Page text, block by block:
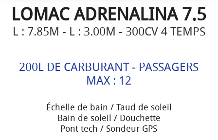
LOMAC ADRENALINA 7.5
L : 7.85M - L : 3.00M - 300CV 4 TEMPS
200L DE CARBURANT - PASSAGERS
MAX : 12
Échelle de bain / Taud de soleil
Bain de soleil / Douchette
Pont tech / Sondeur GPS